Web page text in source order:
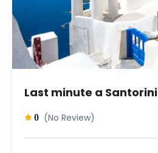
Last minute a Santorini
0 (No Review)